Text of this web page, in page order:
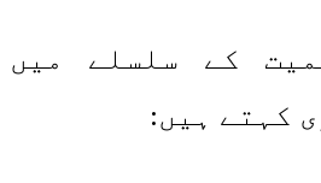
کے سلسلے میں
کہتے ہیں: